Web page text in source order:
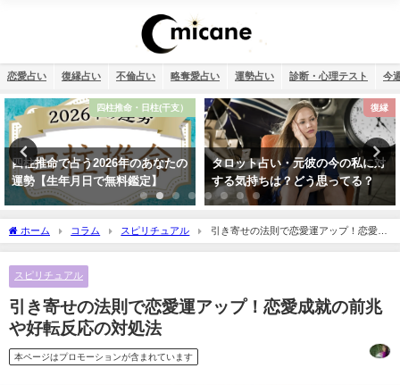
恋愛占い 復縁占い 不倫占い 略奪愛占い 運勢占い 診断・心理テスト 今
復縁
タロット占い・元彼の今の私に対
する気持ちは？どう思ってる？
運勢占い
2026年運勢ランキング！366日の
誕生日を占いました！
ホーム コラム スピリチュアル
引き寄せの法則で恋愛運アップ！恋愛成
就の前兆や好転反応の対処法
スピリチュアル
引き寄せの法則で恋愛運アップ！恋愛成就の前兆
や好転反応の対処法
本ページはプロモーションが含まれています